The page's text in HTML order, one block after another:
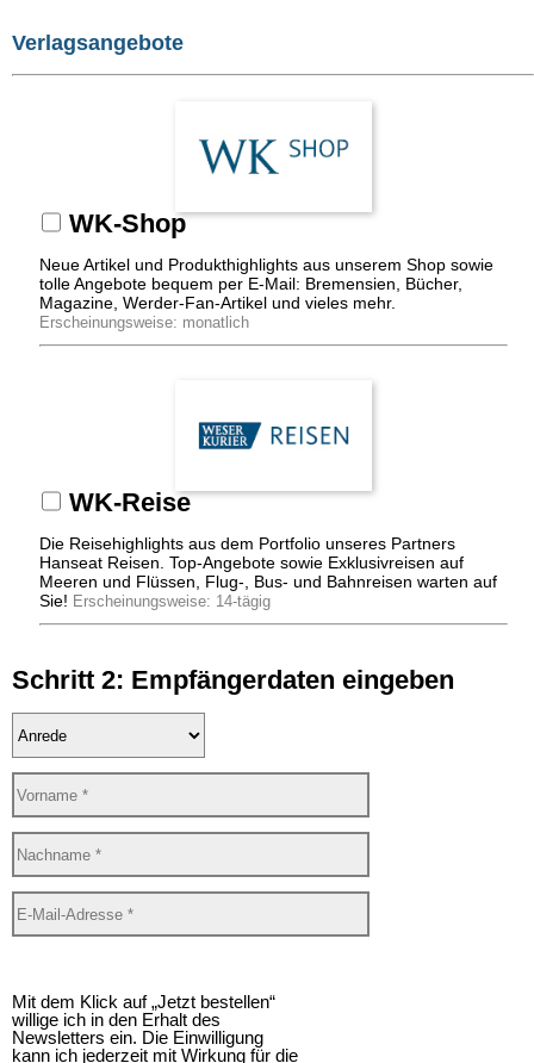
Verlagsangebote
WK-Shop
Neue Artikel und Produkthighlights aus unserem Shop sowie
tolle Angebote bequem per E-Mail: Bremensien, Bücher,
Magazine, Werder-Fan-Artikel und vieles mehr.
Erscheinungsweise: monatlich
WK-Reise
Die Reisehighlights aus dem Portfolio unseres Partners
Hanseat Reisen. Top-Angebote sowie Exklusivreisen auf
Meeren und Flüssen, Flug-, Bus- und Bahnreisen warten auf
Sie! Erscheinungsweise: 14-tägig
Schritt 2: Empfängerdaten eingeben
Mit dem Klick auf „Jetzt bestellen“
willige ich in den Erhalt des
Newsletters ein. Die Einwilligung
kann ich jederzeit mit Wirkung für die